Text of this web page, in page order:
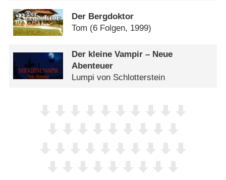
Der Bergdoktor
Tom (6 Folgen, 1999)
Der kleine Vampir – Neue
Abenteuer
Lumpi von Schlotterstein